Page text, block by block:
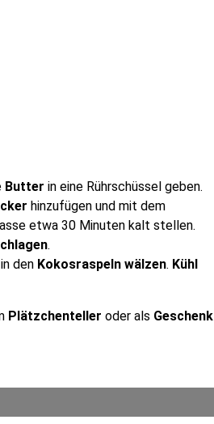
Butter in eine Rührschüssel geben.
hinzufügen und mit dem
etwa 30 Minuten kalt stellen.
.
den Kokosraspeln wälzen. Kühl
Plätzchenteller oder als Geschenk